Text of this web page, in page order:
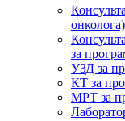
за
УЗД за
КТ за
МРТ за